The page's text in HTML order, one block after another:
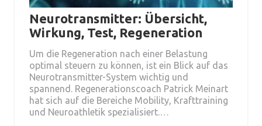
Neurotransmitter: Übersicht,
Wirkung, Test, Regeneration
Um die Regeneration nach einer Belastung
optimal steuern zu können, ist ein Blick auf das
Neurotransmitter-System wichtig und
spannend. Regenerationscoach Patrick Meinart
hat sich auf die Bereiche Mobility, Krafttraining
und Neuroathletik spezialisiert.…